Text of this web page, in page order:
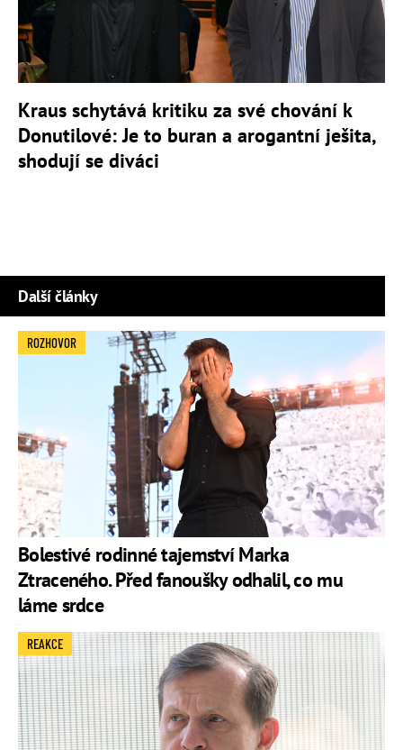
Kraus schytává kritiku za své chování k
Donutilové: Je to buran a arogantní ješita,
shodují se diváci
Další články
Bolestivé rodinné tajemství Marka
Ztraceného. Před fanoušky odhalil, co mu
láme srdce
ROZHOVOR
REAKCE